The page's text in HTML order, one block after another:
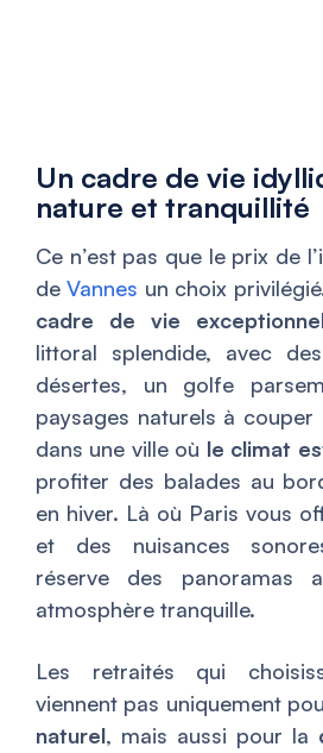
Un cadre de vie
nature et tranquillité
Ce n’est pas que le prix de
deVannes un choix
cadre de vie
littoral splendide, avec
désertes, un golfe
paysages naturels à
dans une ville où le climat
profiter des balades au
en hiver. Là où Paris vous
et des nuisances
réserve des panoramas
atmosphère tranquille.
Les retraités qui
viennent pas uniquement
naturel, mais aussi pour la